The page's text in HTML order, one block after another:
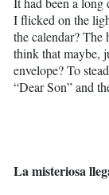
I flicked on the
the calendar? The
think that maybe,
envelope? To
“Dear Son” and
La misteriosa